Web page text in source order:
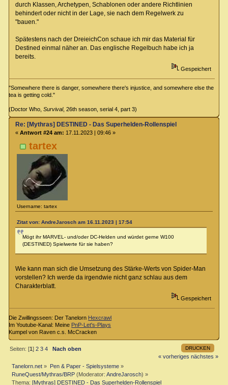
durch Klassen, Archetypen, Schablonen oder andere Richtlinien
behindert oder nicht in der Lage, sie nach dem Regelwerk zu
"bauen."
Spätestens nach der DreieichCon schaue ich mir das Material für
Destined einmal näher an. Das englische Regelbuch habe ich ja
bereits.
Gespeichert
"Somewhere there is danger, somewhere there's injustice, and somewhere else the
tea is getting cold."
(Doctor Who,Survival, 26th season, serial 4, part 3)
tartex
Username: tartex
Re: [Mythras] DESTINED - Das Superhelden-Rollenspiel
« Antwort #24 am: 17.11.2023 | 09:46 »
Zitat von: AndreJarosch am 16.11.2023 | 17:54
Mögt ihr MARVEL- und/oder DC-Helden und würdet gerne W100
(DESTINED) Spielwerte für sie haben?
Wie kann man sich die Umsetzung des Stärke-Werts von Spider-Man
vorstellen? Ich werde da irgendwie nicht ganz schlau aus dem
Charakterblatt.
Gespeichert
Die Zwillingsseen: Der Tanelorn Hexcrawl
Im Youtube-Kanal: Meine PnP-Let's-Plays
Kumpel von Raven c.s. McCracken
DRUCKEN
Seiten: [1]2 3 4
Nach oben
« vorheriges nächstes »
Tanelorn.net » Pen & Paper - Spielsysteme»
RuneQuest/Mythras/BRP (Moderator:AndreJarosch) »
Thema:[Mythras] DESTINED - Das Superhelden-Rollenspiel